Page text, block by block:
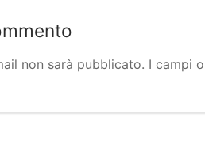
non sarà pubblicato. I campi